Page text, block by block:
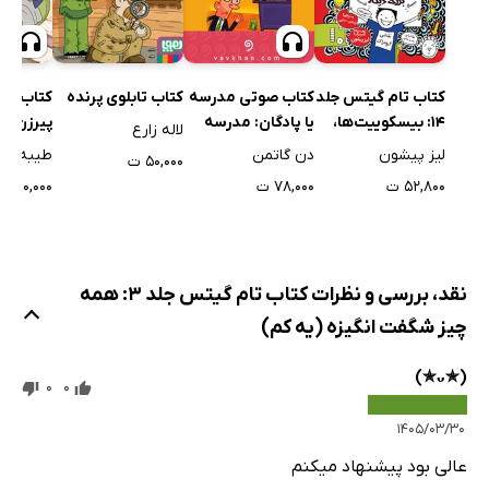
کتاب تام گیتس جلد
14: بیسکوییت‌ها،
گروه‌های موسیقی و
بزرگ دیگه
لیز پیشون
۵۲,۸۰۰ ت
کتاب صوتی مدرسه
یا پادگان: مدرسه
پرماجرا 15
دن گاتمن
۷۸,۰۰۰ ت
کتاب تابلوی پرنده
لاله زارع
۵۰,۰۰۰ ت
کتاب
پیرزن
طیبه
۱۰,۰۰۰ ت
نقد، بررسی و نظرات کتاب تام گیتس جلد 3: همه
چیز شگفت انگیزه (یه کم)
۱۴۰۵/۰۳/۳۰
0
0
عالی بود پیشنهاد میکنم